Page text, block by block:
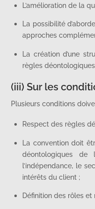
L’amélioration de la
La possibilité
approches
La création d’une
règles
(iii) Sur les
Plusieurs conditions
Respect des règles
La convention doit
déontologiques de
l’indépendance, le
intérêts du client ;
Définition des rôles et